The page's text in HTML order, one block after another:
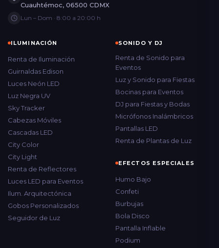
Cuauhtémoc, 06500 CDMX
Lun – Dom · 8:00 a 20:00 h
ILUMINACIÓN
Renta de Iluminación
Guirnaldas Edison
Luces Neón LED
Luz Negra UV
Sky Tracker
Cabezas Móviles
Cascadas LED
City Color
City Light
Renta de Reflectores
Luces LED para Eventos
Ilum. Arquitectónica
Gobos Personalizados
Seguidor de Luz
SONIDO Y DJ
Renta de Sonido para
Eventos
Luz y Sonido para Fiestas
Bocinas para Eventos
DJ para Fiestas y Bodas
Micrófonos Inalámbricos
Pantallas LED
Renta de Plantas de Luz
EFECTOS ESPECIALES
Humo Bajo
Confeti
Burbujas
Bola Disco
Pantalla Inflable
Podium